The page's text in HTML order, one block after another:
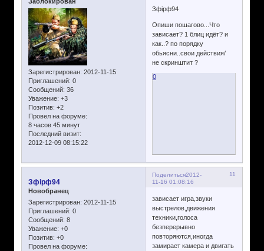
Зарегистрирован: 2012-11-15
Приглашений: 0
Сообщений: 36
Уважение: +3
Позитив: +2
Провел на форуме:
8 часов 45 минут
Последний визит:
2012-12-09 08:15:22
Зфірф94
Опиши пошагово...Что
зависает? 1 блиц идёт? и
как..? по порядку
обьясни..свои действия/
не скринштит ?
0
Поделиться 11
2012-
11-16 01:08:16
Зфірф94
Новобранец
Зарегистрирован: 2012-11-15
Приглашений: 0
Сообщений: 8
Уважение: +0
Позитив: +0
Провел на форуме:
зависает игра,звуки
выстрелов,движения
техники,голоса
безперерывно
повторяются,иногда
замирает камера и двигать